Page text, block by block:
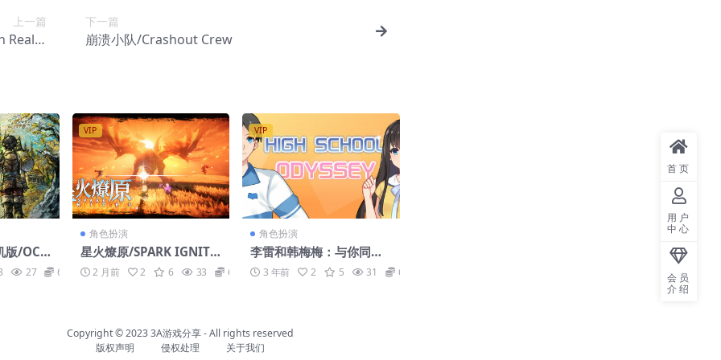
上一篇
Realm
下一篇
崩溃小队/Crashout Crew
版/OCT
0 HY
27 6.6
VIP
角色扮演
星火燎原/SPARK IGNITE
S 2 月前 2 6 33 6.6
VIP
角色扮演
李雷和韩梅梅：与你同在/
Lilei And Hanmeimei
3 年前 2 5 31 6.6
Copyright © 20233A游戏分享- All rights reserved
版权声明
侵权处理 关于我们
首页
用户
中心
会员
介绍